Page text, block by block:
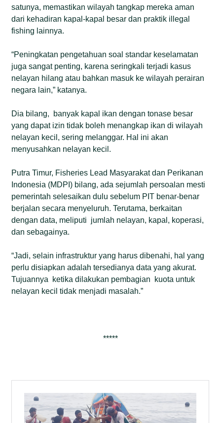
satunya, memastikan wilayah tangkap mereka aman
dari kehadiran kapal-kapal besar dan praktik illegal
fishing lainnya.
“Peningkatan pengetahuan soal standar keselamatan
juga sangat penting, karena seringkali terjadi kasus
nelayan hilang atau bahkan masuk ke wilayah perairan
negara lain,” katanya.
Dia bilang, banyak kapal ikan dengan tonase besar
yang dapat izin tidak boleh menangkap ikan di wilayah
nelayan kecil, sering melanggar. Hal ini akan
menyusahkan nelayan kecil.
Putra Timur, Fisheries Lead Masyarakat dan Perikanan
Indonesia (MDPI) bilang, ada sejumlah persoalan mesti
pemerintah selesaikan dulu sebelum PIT benar-benar
berjalan secara menyeluruh. Terutama, berkaitan
dengan data, meliputi jumlah nelayan, kapal, koperasi,
dan sebagainya.
“Jadi, selain infrastruktur yang harus dibenahi, hal yang
perlu disiapkan adalah tersedianya data yang akurat.
Tujuannya ketika dilakukan pembagian kuota untuk
nelayan kecil tidak menjadi masalah.”
*****